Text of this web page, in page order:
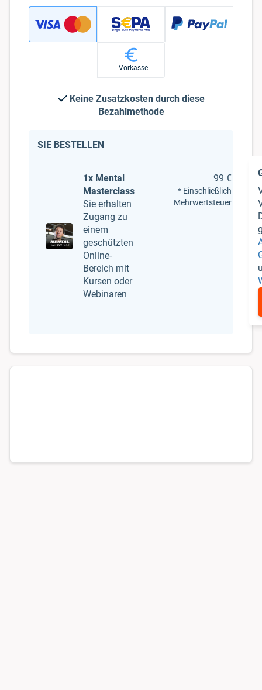
Vorkasse
Keine Zusatzkosten durch diese
Bezahlmethode
SIE BESTELLEN
1x Mental
Masterclass
Sie erhalten
Zugang zu
einem
geschützten
Online-
Bereich mit
Kursen oder
Webinaren
99 €
* Einschließlich
Mehrwertsteuer